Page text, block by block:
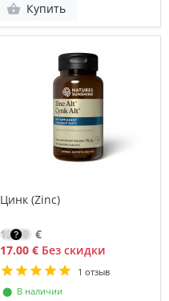
Купить
Цинк (Zinc)
12.10 €
17.00 € Без скидки
1 отзыв
⬤ В наличии